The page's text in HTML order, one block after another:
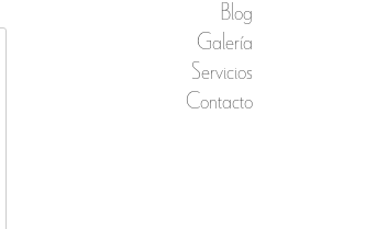
Blog
Galería
Servicios
Contacto